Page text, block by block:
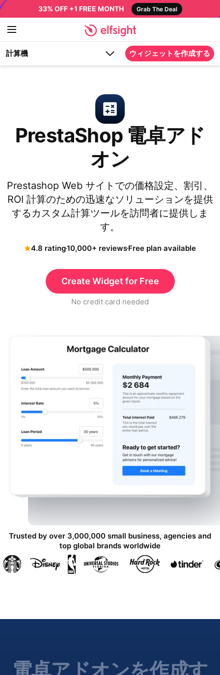
33% OFF +1 FREE MONTH Grab The Deal
計算機 ウィジェットを作成する
PrestaShop 電卓アド
オン
Prestashop Web サイトでの価格設定、割引、
ROI 計算のための迅速なソリューションを提供
するカスタム計算ツールを訪問者に提供しま
す。
4.8 rating10,000+ reviewsFree plan available
Create Widget for Free
No credit card needed
Trusted by over 3,000,000 small business, agencies and
top global brands worldwide
電卓アドオンを作成す